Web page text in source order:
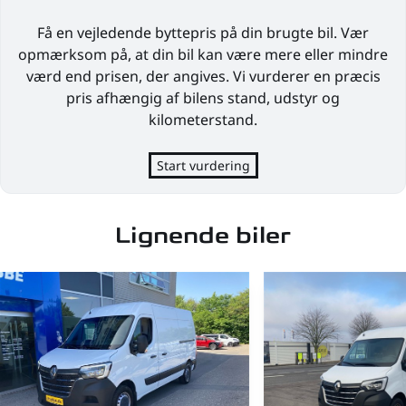
Få en vejledende byttepris på din brugte bil. Vær
opmærksom på, at din bil kan være mere eller mindre
værd end prisen, der angives. Vi vurderer en præcis
pris afhængig af bilens stand, udstyr og
kilometerstand.
Start vurdering
Lignende biler